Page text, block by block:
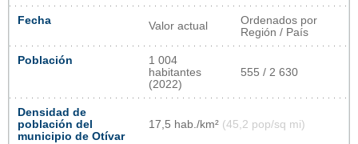
Fecha Valor actual
Ordenados por
Región / País
Población
1 004
habitantes
(2022)
555 / 2 630
Densidad de
población del
municipio de Otívar
17,5 hab./km² (45,2 pop/sq mi)